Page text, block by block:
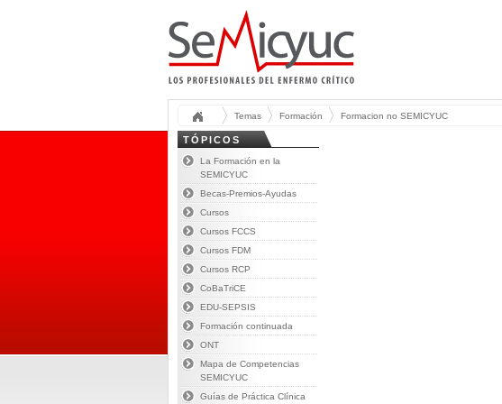
Temas Formación Formacion no SEMICYUC
TÓPICOS
La Formación en la
SEMICYUC
Becas-Premios-Ayudas
Cursos
Cursos FCCS
Cursos FDM
Cursos RCP
CoBaTriCE
EDU-SEPSIS
Formación continuada
ONT
Mapa de Competencias
SEMICYUC
Guías de Práctica Clínica